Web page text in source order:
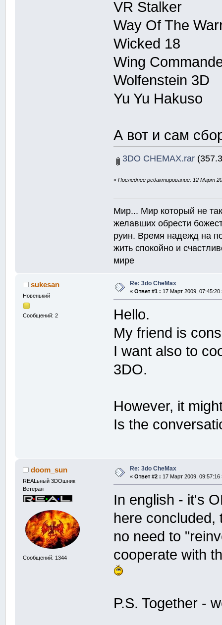
VR Stalker
Way Of The
Wicked 18
Wing
Wolfenstein 3D
Yu Yu Hakuso
А вот и сам
3DO CHEMAX.rar
«Последнее редактирование: 12 Март
Мир... Мир который не
желавших обрести
руин. Время надежд на
жить спокойно и
мире
sukesan
Новенький
Сообщений: 2
Re: 3do CheMax
« Ответ #1 : 17 Март 2009, 07:45:20
Hello.
My friend is
I want also to
3DO.
However, it
Is the
doom_sun
REALьный 3DOшник
Ветеран
Сообщений: 1344
Re: 3do CheMax
« Ответ #2 : 17 Март 2009, 09:57:16
In english - it's
here concluded,
no need to
cooperate with
P.S. Together -